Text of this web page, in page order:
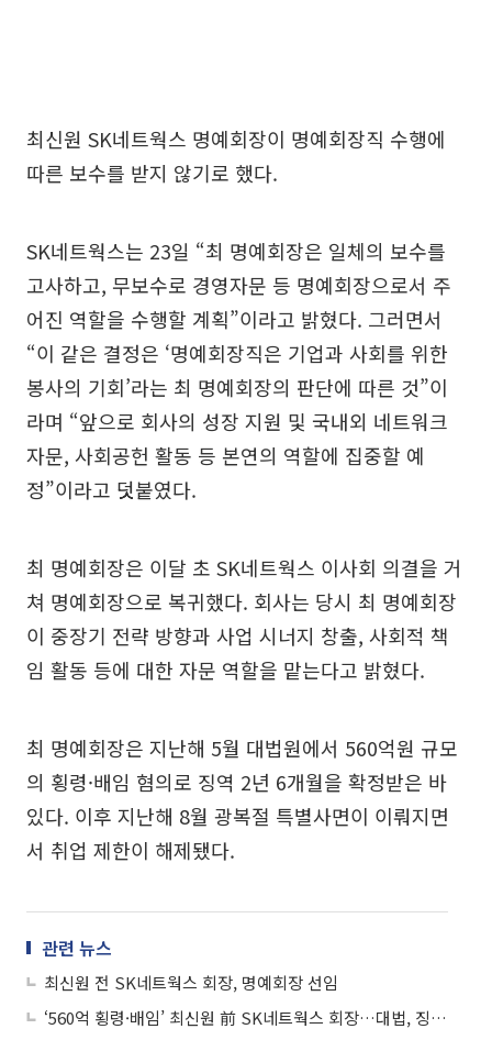
최신원 SK네트웍스 명예회장이 명예회장직 수행에
따른 보수를 받지 않기로 했다.
SK네트웍스는 23일 “최 명예회장은 일체의 보수를
고사하고, 무보수로 경영자문 등 명예회장으로서 주
어진 역할을 수행할 계획”이라고 밝혔다. 그러면서
“이 같은 결정은 ‘명예회장직은 기업과 사회를 위한
봉사의 기회’라는 최 명예회장의 판단에 따른 것”이
라며 “앞으로 회사의 성장 지원 및 국내외 네트워크
자문, 사회공헌 활동 등 본연의 역할에 집중할 예
정”이라고 덧붙였다.
최 명예회장은 이달 초 SK네트웍스 이사회 의결을 거
쳐 명예회장으로 복귀했다. 회사는 당시 최 명예회장
이 중장기 전략 방향과 사업 시너지 창출, 사회적 책
임 활동 등에 대한 자문 역할을 맡는다고 밝혔다.
최 명예회장은 지난해 5월 대법원에서 560억원 규모
의 횡령·배임 혐의로 징역 2년 6개월을 확정받은 바
있다. 이후 지난해 8월 광복절 특별사면이 이뤄지면
서 취업 제한이 해제됐다.
관련 뉴스
최신원 전 SK네트웍스 회장, 명예회장 선임
‘560억 횡령·배임’ 최신원 前 SK네트웍스 회장…대법, 징역 2년6개월 확정